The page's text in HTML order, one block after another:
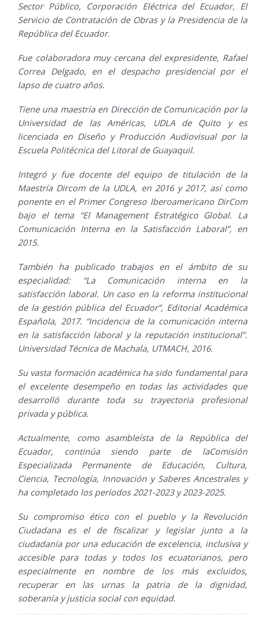
Sector Público, Corporación Eléctrica del Ecuador, El
Servicio de Contratación de Obras y la Presidencia de la
República del Ecuador.
Fue colaboradora muy cercana del expresidente, Rafael
Correa Delgado, en el despacho presidencial por el
lapso de cuatro años.
Tiene una maestría en Dirección de Comunicación por la
Universidad de las Américas, UDLA de Quito y es
licenciada en Diseño y Producción Audiovisual por la
Escuela Politécnica del Litoral de Guayaquil.
Integró y fue docente del equipo de titulación de la
Maestría Dircom de la UDLA, en 2016 y 2017, así como
ponente en el Primer Congreso Iberoamericano DirCom
bajo el tema “El Management Estratégico Global. La
Comunicación Interna en la Satisfacción Laboral”, en
2015.
También ha publicado trabajos en el ámbito de su
especialidad: “La Comunicación interna en la
satisfacción laboral. Un caso en la reforma institucional
de la gestión pública del Ecuador”, Editorial Académica
Española, 2017. “Incidencia de la comunicación interna
en la satisfacción laboral y la reputación institucional”.
Universidad Técnica de Machala, UTMACH, 2016.
Su vasta formación académica ha sido fundamental para
el excelente desempeño en todas las actividades que
desarrolló durante toda su trayectoria profesional
privada y pública.
Actualmente, como asambleísta de la República del
Ecuador, continúa siendo parte de laComisión
Especializada Permanente de Educación, Cultura,
Ciencia, Tecnología, Innovación y Saberes Ancestrales y
ha completado los períodos 2021-2023 y 2023-2025.
Su compromiso ético con el pueblo y la Revolución
Ciudadana es el de fiscalizar y legislar junto a la
ciudadanía por una educación de excelencia, inclusiva y
accesible para todas y todos los ecuatorianos, pero
especialmente en nombre de los más excluidos,
recuperar en las urnas la patria de la dignidad,
soberanía y justicia social con equidad.